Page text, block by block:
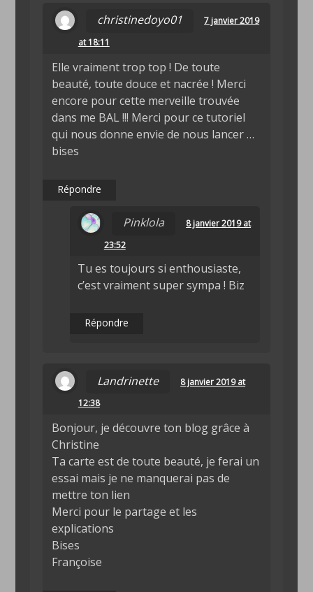
christinedoyo01
7 janvier 2019
at 18:11
Elle vraiment trop top ! De toute
beauté, toute douce et nacrée ! Merci
encore pour cette merveille trouvée
dans me BAL !!! Merci pour ce tutoriel
qui nous donne envie de nous lancer …
bises
Répondre
Pinklola
8 janvier 2019 at
23:52
Tu es toujours si enthousiaste,
c’est vraiment super sympa ! Biz
Répondre
Landrinette
8 janvier 2019 at
12:38
Bonjour, je découvre ton blog grâce à
Christine
Ta carte est de toute beauté, je ferai un
essai mais je ne manquerai pas de
mettre ton lien
Merci pour le partage et les
explications
Bises
Françoise